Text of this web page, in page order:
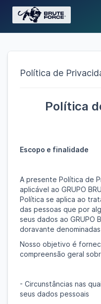
Política de
Política
Escopo e finalidade
A presente Política de
aplicável ao GRUPO
Política se aplica ao
das pessoas que por
seus dados ao GRUPO
doravante
Nosso objetivo é
compreensão geral
- Circunstâncias nas
seus dados pessoais